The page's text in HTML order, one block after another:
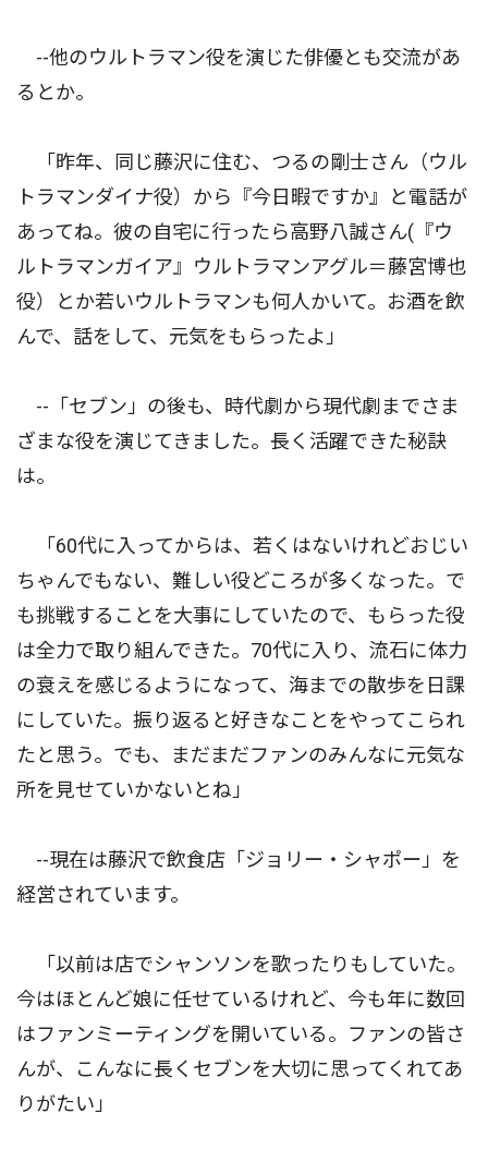
--他のウルトラマン役を演じた俳優とも交流があ
るとか。
「昨年、同じ藤沢に住む、つるの剛士さん（ウル
トラマンダイナ役）から『今日暇ですか』と電話が
あってね。彼の自宅に行ったら高野八誠さん(『ウ
ルトラマンガイア』ウルトラマンアグル＝藤宮博也
役）とか若いウルトラマンも何人かいて。お酒を飲
んで、話をして、元気をもらったよ」
--「セブン」の後も、時代劇から現代劇までさま
ざまな役を演じてきました。長く活躍できた秘訣
は。
「60代に入ってからは、若くはないけれどおじい
ちゃんでもない、難しい役どころが多くなった。で
も挑戦することを大事にしていたので、もらった役
は全力で取り組んできた。70代に入り、流石に体力
の衰えを感じるようになって、海までの散歩を日課
にしていた。振り返ると好きなことをやってこられ
たと思う。でも、まだまだファンのみんなに元気な
所を見せていかないとね」
--現在は藤沢で飲食店「ジョリー・シャポー」を
経営されています。
「以前は店でシャンソンを歌ったりもしていた。
今はほとんど娘に任せているけれど、今も年に数回
はファンミーティングを開いている。ファンの皆さ
んが、こんなに長くセブンを大切に思ってくれてあ
りがたい」